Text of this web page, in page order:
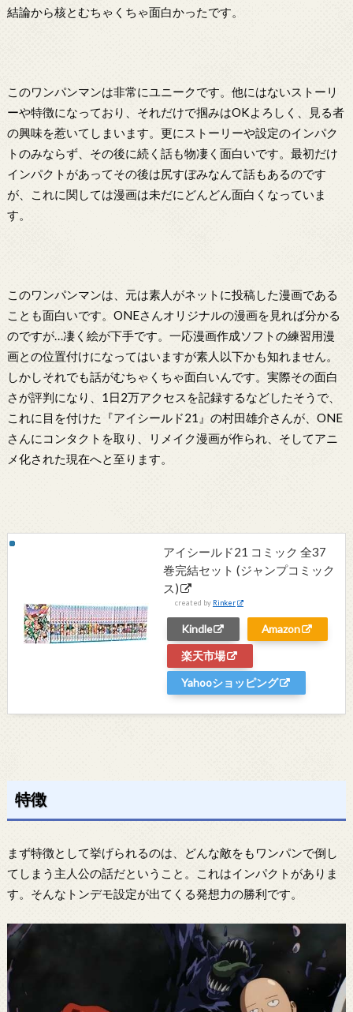
結論から核とむちゃくちゃ面白かったです。
このワンパンマンは非常にユニークです。他にはないストーリ
ーや特徴になっており、それだけで掴みはOKよろしく、見る者
の興味を惹いてしまいます。更にストーリーや設定のインパク
トのみならず、その後に続く話も物凄く面白いです。最初だけ
インパクトがあってその後は尻すぼみなんて話もあるのです
が、これに関しては漫画は未だにどんどん面白くなっていま
す。
このワンパンマンは、元は素人がネットに投稿した漫画である
ことも面白いです。ONEさんオリジナルの漫画を見れば分かる
のですが…凄く絵が下手です。一応漫画作成ソフトの練習用漫
画との位置付けになってはいますが素人以下かも知れません。
しかしそれでも話がむちゃくちゃ面白いんです。実際その面白
さが評判になり、1日2万アクセスを記録するなどしたそうで、
これに目を付けた『アイシールド21』の村田雄介さんが、ONE
さんにコンタクトを取り、リメイク漫画が作られ、そしてアニ
メ化された現在へと至ります。
アイシールド21 コミック 全37
巻完結セット (ジャンプコミック
ス)
created by Rinker
Kindle
Amazon
楽天市場
Yahooショッピング
特徴
まず特徴として挙げられるのは、どんな敵をもワンパンで倒し
てしまう主人公の話だということ。これはインパクトがありま
す。そんなトンデモ設定が出てくる発想力の勝利です。